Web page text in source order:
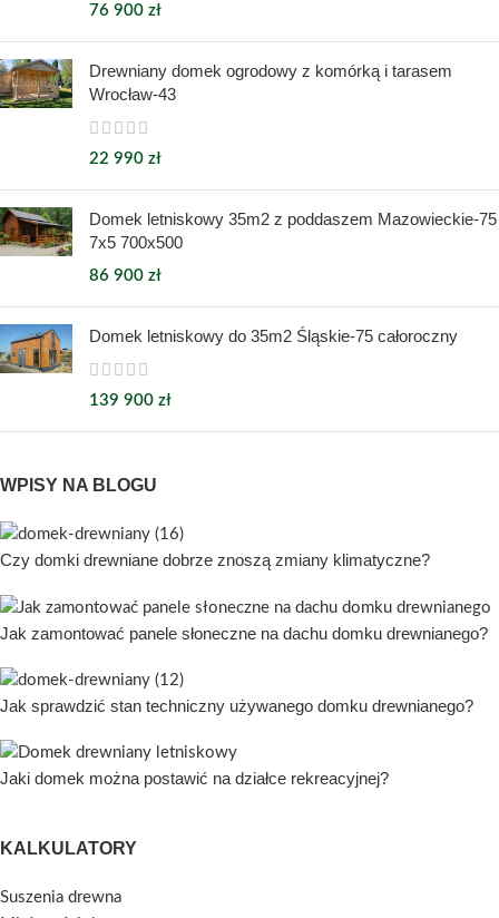
76 900 zł
Drewniany domek ogrodowy z komórką i tarasem
Wrocław-43
22 990 zł
Domek letniskowy 35m2 z poddaszem Mazowieckie-75
7x5 700x500
86 900 zł
Domek letniskowy do 35m2 Śląskie-75 całoroczny
139 900 zł
WPISY NA BLOGU
Czy domki drewniane dobrze znoszą zmiany klimatyczne?
Jak zamontować panele słoneczne na dachu domku drewnianego?
Jak sprawdzić stan techniczny używanego domku drewnianego?
Jaki domek można postawić na działce rekreacyjnej?
KALKULATORY
Suszenia drewna